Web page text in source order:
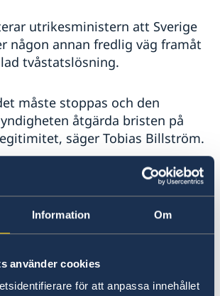
Information Om
använder cookies
för att anpassa innehållet
utrikesministern att Sverige
någon annan fredlig väg framåt
tvåstatslösning.
måste stoppas och den
åtgärda bristen på
säger Tobias Billström.
sammanfattar
mål och
året.
stöd till Ukraina
storskaliga invasion av